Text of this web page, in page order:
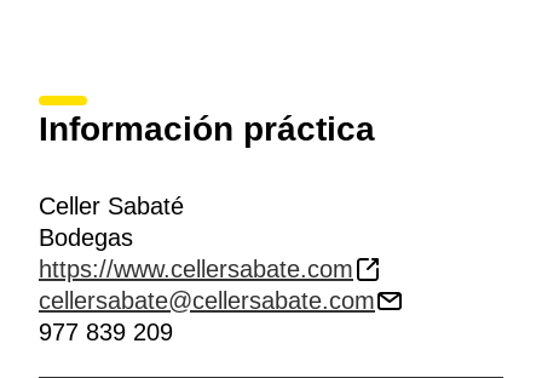
Información práctica
Celler Sabaté
Bodegas
https://www.cellersabate.com
cellersabate@cellersabate.com
977 839 209